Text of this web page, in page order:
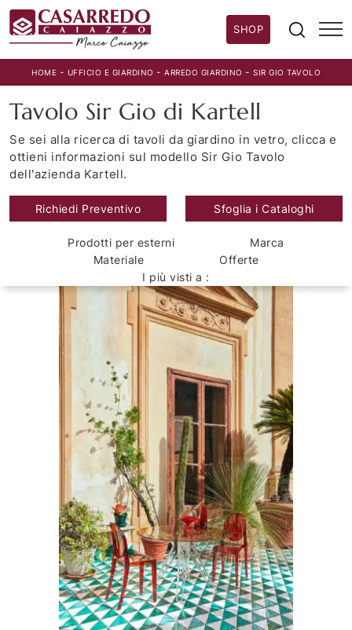
SHOP
HOME - UFFICIO E GIARDINO - ARREDO GIARDINO - SIR GIO TAVOLO
Tavolo Sir Gio di Kartell
Se sei alla ricerca di tavoli da giardino in vetro, clicca e
ottieni informazioni sul modello Sir Gio Tavolo
dell'azienda Kartell.
Richiedi Preventivo Sfoglia i Cataloghi
Prodotti per esterni
Marca
Materiale
Offerte
I più visti a :